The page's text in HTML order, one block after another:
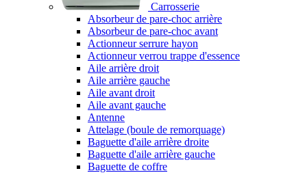
Carrosserie
Absorbeur de pare-choc arrière
Absorbeur de pare-choc avant
Actionneur serrure hayon
Actionneur verrou trappe d'essence
Aile arrière droit
Aile arrière gauche
Aile avant droit
Aile avant gauche
Antenne
Attelage (boule de remorquage)
Baguette d'aile arrière droite
Baguette d'aile arrière gauche
Baguette de coffre